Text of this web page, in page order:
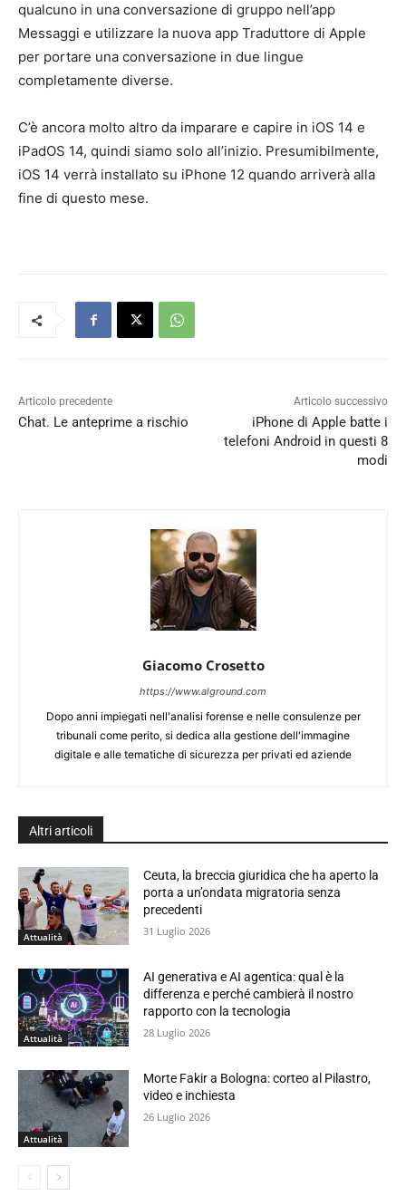
qualcuno in una conversazione di gruppo nell’app
Messaggi e utilizzare la nuova app Traduttore di Apple
per portare una conversazione in due lingue
completamente diverse.
C’è ancora molto altro da imparare e capire in iOS 14 e
iPadOS 14, quindi siamo solo all’inizio. Presumibilmente,
iOS 14 verrà installato su iPhone 12 quando arriverà alla
fine di questo mese.
Articolo precedente
Chat. Le anteprime a rischio
Articolo successivo
iPhone di Apple batte i
telefoni Android in questi 8
modi
Giacomo Crosetto
https://www.alground.com
Dopo anni impiegati nell'analisi forense e nelle consulenze per
tribunali come perito, si dedica alla gestione dell'immagine
digitale e alle tematiche di sicurezza per privati ed aziende
Altri articoli
Attualità
Ceuta, la breccia giuridica che ha aperto la
porta a un’ondata migratoria senza
precedenti
31 Luglio 2026
Attualità
AI generativa e AI agentica: qual è la
differenza e perché cambierà il nostro
rapporto con la tecnologia
28 Luglio 2026
Attualità
Morte Fakir a Bologna: corteo al Pilastro,
video e inchiesta
26 Luglio 2026